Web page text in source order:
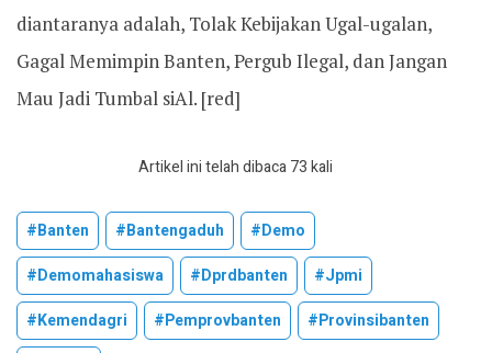
diantaranya adalah, Tolak Kebijakan Ugal-ugalan,
Gagal Memimpin Banten, Pergub Ilegal, dan Jangan
Mau Jadi Tumbal siAl. [red]
Artikel ini telah dibaca 73 kali
#banten #bantengaduh
#demo
#demomahasiswa
#dprdbanten
#jpmi
#kemendagri
#pemprovbanten
#provinsibanten